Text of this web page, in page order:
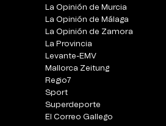
La Opinión de Murcia
La Opinión de Málaga
La Opinión de Zamora
La Provincia
Levante-EMV
Mallorca Zeitung
Regio7
Sport
Superdeporte
El Correo Gallego